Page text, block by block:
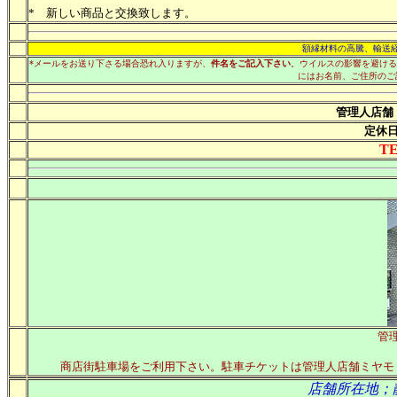
* 新しい商品と交換致します。
額縁材料の高騰、輸送
*メールをお送り下さる場合恐れ入りますが、 件名をご記入下さい 。ウイルスの影響を避け
にはお名前、ご住所の
管理人店
定休
管
商店街駐車場をご利用下さい。駐車チケットは管理人店舗ミヤ
店舗所在地